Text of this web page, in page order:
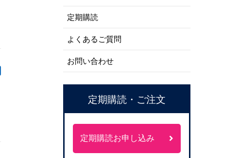
定期購読
よくあるご質問
お問い合わせ
定期購読・ご注文
定期購読お申し込み